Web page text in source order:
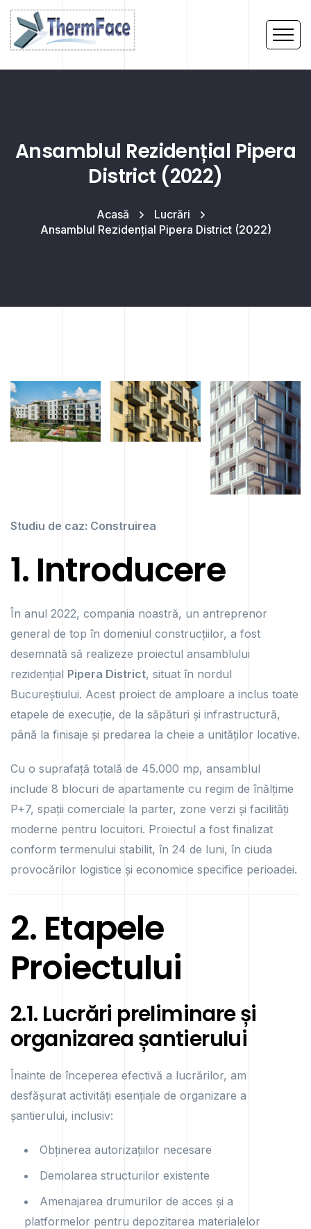
Ansamblul Rezidențial Pipera
District (2022)
Acasă
Lucrări
Ansamblul Rezidențial Pipera District (2022)
Studiu de caz: Construirea
1. Introducere
În anul 2022, compania noastră, un antreprenor
general de top în domeniul construcțiilor, a fost
desemnată să realizeze proiectul ansamblului
rezidențial Pipera District, situat în nordul
Bucureștiului. Acest proiect de amploare a inclus toate
etapele de execuție, de la săpături și infrastructură,
până la finisaje și predarea la cheie a unităților locative.
Cu o suprafață totală de 45.000 mp, ansamblul
include 8 blocuri de apartamente cu regim de înălțime
P+7, spații comerciale la parter, zone verzi și facilități
moderne pentru locuitori. Proiectul a fost finalizat
conform termenului stabilit, în 24 de luni, în ciuda
provocărilor logistice și economice specifice perioadei.
2. Etapele
Proiectului
2.1. Lucrări preliminare și
organizarea șantierului
Înainte de începerea efectivă a lucrărilor, am
desfășurat activități esențiale de organizare a
șantierului, inclusiv:
Obținerea autorizațiilor necesare
Demolarea structurilor existente
Amenajarea drumurilor de acces și a
platformelor pentru depozitarea materialelor